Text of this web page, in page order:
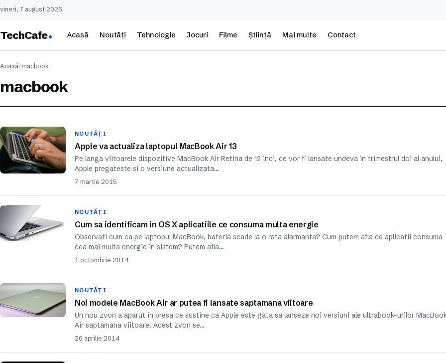
vineri, 7 august 2026
TechCafe Acasă Noutăți Tehnologie Jocuri Filme Știință Mai multe Contact
Acasă/macbook
macbook
NOUTĂȚI
Apple va actualiza laptopul MacBook Air 13
Pe langa viitoarele dispozitive MacBook Air Retina de 12 inci, ce vor fi lansate undeva in trimestrul doi al anului,
Apple pregateste si o versiune actualizata…
7 martie 2015
NOUTĂȚI
Cum sa identificam in OS X aplicatiile ce consuma multa energie
Observati cum ca pe laptopul MacBook, bateria scade la o rata alarmanta? Cum putem afla ce aplicatii consuma
cea mai multa energie in sistem? Putem afla…
1 octombrie 2014
NOUTĂȚI
Noi modele MacBook Air ar putea fi lansate saptamana viitoare
Un nou zvon a aparut in presa ce sustine ca Apple este gata sa lanseze noi versiuni ale ultrabook-urilor
Air saptamana viitoare. Acest zvon se…
26 aprilie 2014